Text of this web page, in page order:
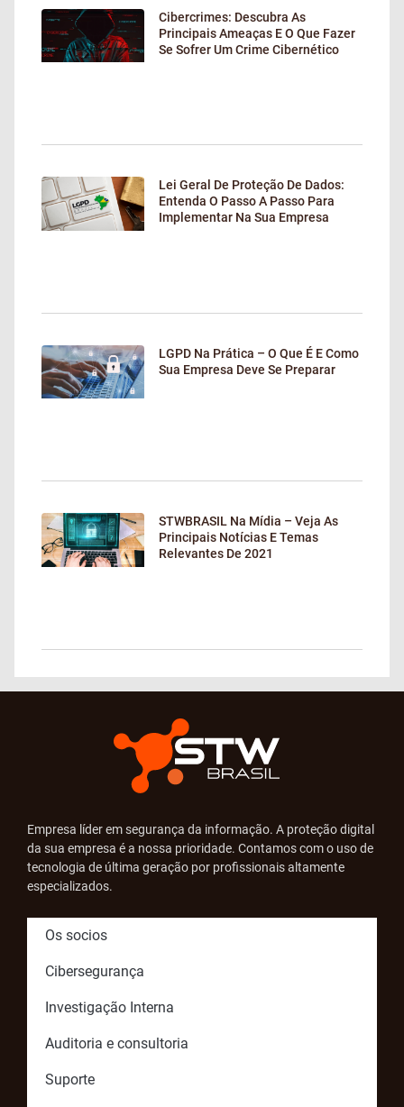
Cibercrimes: Descubra As
Principais Ameaças E O Que Fazer
Se Sofrer Um Crime Cibernético
Lei Geral De Proteção De Dados:
Entenda O Passo A Passo Para
Implementar Na Sua Empresa
LGPD Na Prática – O Que É E Como
Sua Empresa Deve Se Preparar
STWBRASIL Na Mídia – Veja As
Principais Notícias E Temas
Relevantes De 2021
Empresa líder em segurança da informação. A proteção digital
da sua empresa é a nossa prioridade. Contamos com o uso de
tecnologia de última geração por profissionais altamente
especializados.
Os socios
Cibersegurança
Investigação Interna
Auditoria e consultoria
Suporte